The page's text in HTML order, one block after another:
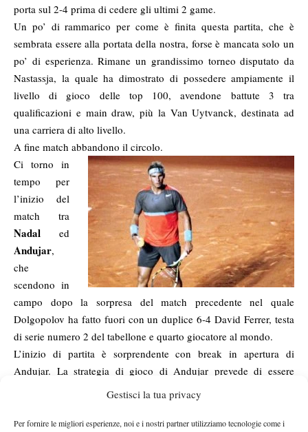
Gestisci la tua privacy
Per fornire le migliori esperienze, noi e i nostri partner utilizziamo tecnologie come i
porta sul 2-4 prima di cedere gli ultimi 2 game.
Un po’ di rammarico per come è finita questa partita, che è
sembrata essere alla portata della nostra, forse è mancata solo un
po’ di esperienza. Rimane un grandissimo torneo disputato da
Nastassja, la quale ha dimostrato di possedere ampiamente il
livello di gioco delle top 100, avendone battute 3 tra
qualificazioni e main draw, più la Van Uytvanck, destinata ad
una carriera di alto livello.
A fine match abbandono il circolo.
Ci torno in
tempo per
l’inizio del
match tra
Nadal ed
Andujar,
che
scendono in
campo dopo la sorpresa del match precedente nel quale
Dolgopolov ha fatto fuori con un duplice 6-4 David Ferrer, testa
di serie numero 2 del tabellone e quarto giocatore al mondo.
L’inizio di partita è sorprendente con break in apertura di
Andujar. La strategia di gioco di Andujar prevede di essere
aggressivo in risposta cercando di rispondere con i piedi dentro
al campo anche sulla prima del numero 1 del mondo e trovando
spesso il vincente direttamente in risposta sulla seconda.